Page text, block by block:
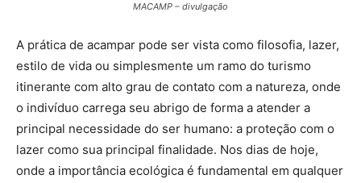
MACAMP – divulgação
A prática de acampar pode ser vista como filosofia, la­zer,
estilo de vida ou simplesmente um ramo do turis­mo
itinerante com alto grau de contato com a natureza, onde
o indivíduo carrega seu abrigo de forma a aten­der a
principal necessidade do ser humano: a proteção com o
lazer como sua principal finalidade. Nos dias de hoje,
onde a importância ecológica é fundamental em qualquer